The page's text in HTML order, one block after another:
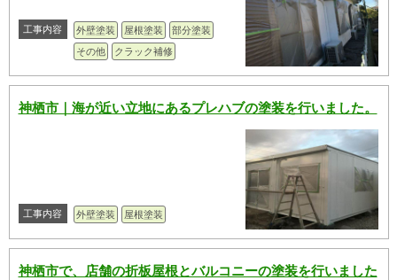
工事内容 外壁塗装 屋根塗装
部分塗装
その他
クラック補修
神栖市｜海が近い立地にあるプレハブの塗装を行いました。
工事内容 外壁塗装 屋根塗装
神栖市で、店舗の折板屋根とバルコニーの塗装を行いました